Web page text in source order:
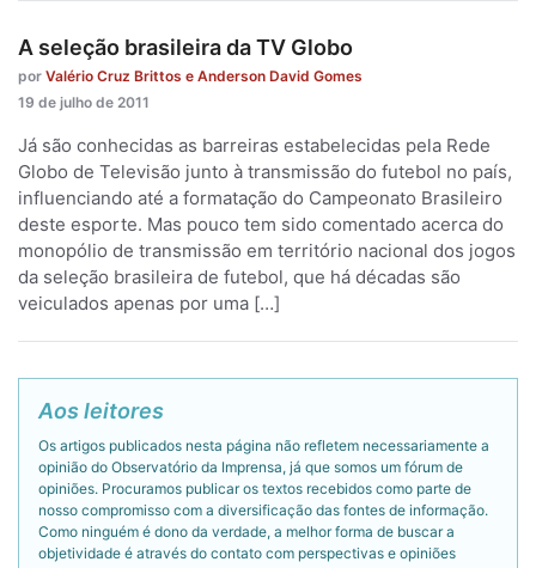
A seleção brasileira da TV Globo
por Valério Cruz Brittos e Anderson David Gomes
19 de julho de 2011
Já são conhecidas as barreiras estabelecidas pela Rede
Globo de Televisão junto à transmissão do futebol no país,
influenciando até a formatação do Campeonato Brasileiro
deste esporte. Mas pouco tem sido comentado acerca do
monopólio de transmissão em território nacional dos jogos
da seleção brasileira de futebol, que há décadas são
veiculados apenas por uma […]
Aos leitores
Os artigos publicados nesta página não refletem necessariamente a
opinião do Observatório da Imprensa, já que somos um fórum de
opiniões. Procuramos publicar os textos recebidos como parte de
nosso compromisso com a diversificação das fontes de informação.
Como ninguém é dono da verdade, a melhor forma de buscar a
objetividade é através do contato com perspectivas e opiniões